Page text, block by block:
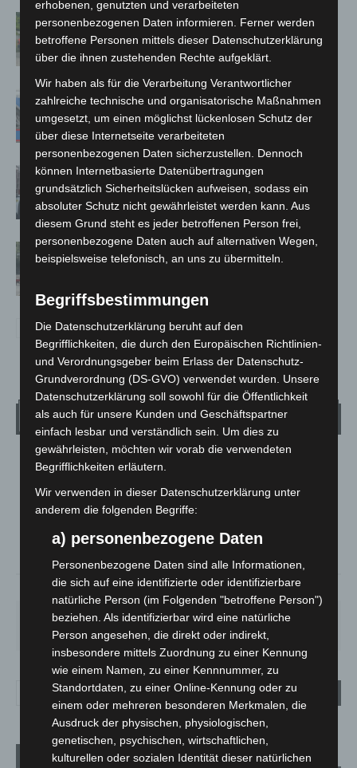
Region Hannover: 21 neue
Notfallsanitäter starten beim Roten
Kreuz
Mann läuft mit Hockeyschläger über
A7 – Polizei sucht Zeugen
Celle: Mensch stirbt bei Bagger-Unfall
auf Baustelle
Gasleitung bei McDonald’s-Umbau in
Langenhagen beschädigt
Wetter
LANGENHAGEN
20.3
20.1
59% 1.8m/s 5%
SO.
33°
MO.
27°
DI.
24°
MI.
27°
Aktuelle Beiträge
erhobenen, genutzten und verarbeiteten
personenbezogenen Daten informieren. Ferner werden
betroffene Personen mittels dieser Datenschutzerklärung
über die ihnen zustehenden Rechte aufgeklärt.
Wir haben als für die Verarbeitung Verantwortlicher
zahlreiche technische und organisatorische Maßnahmen
umgesetzt, um einen möglichst lückenlosen Schutz der
über diese Internetseite verarbeiteten
personenbezogenen Daten sicherzustellen. Dennoch
können Internetbasierte Datenübertragungen
grundsätzlich Sicherheitslücken aufweisen, sodass ein
absoluter Schutz nicht gewährleistet werden kann. Aus
diesem Grund steht es jeder betroffenen Person frei,
personenbezogene Daten auch auf alternativen Wegen,
beispielsweise telefonisch, an uns zu übermitteln.
Begriffsbestimmungen
Die Datenschutzerklärung beruht auf den
Begrifflichkeiten, die durch den Europäischen Richtlinien-
und Verordnungsgeber beim Erlass der Datenschutz-
Grundverordnung (DS-GVO) verwendet wurden. Unsere
Datenschutzerklärung soll sowohl für die Öffentlichkeit
als auch für unsere Kunden und Geschäftspartner
einfach lesbar und verständlich sein. Um dies zu
gewährleisten, möchten wir vorab die verwendeten
Begrifflichkeiten erläutern.
Wir verwenden in dieser Datenschutzerklärung unter
anderem die folgenden Begriffe:
a) personenbezogene Daten
Personenbezogene Daten sind alle Informationen,
die sich auf eine identifizierte oder identifizierbare
natürliche Person (im Folgenden "betroffene Person")
beziehen. Als identifizierbar wird eine natürliche
Person angesehen, die direkt oder indirekt,
insbesondere mittels Zuordnung zu einer Kennung
wie einem Namen, zu einer Kennnummer, zu
Standortdaten, zu einer Online-Kennung oder zu
einem oder mehreren besonderen Merkmalen, die
Ausdruck der physischen, physiologischen,
genetischen, psychischen, wirtschaftlichen,
kulturellen oder sozialen Identität dieser natürlichen